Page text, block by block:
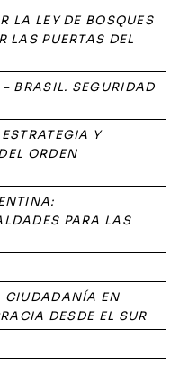
LA LEY DE BOSQUES
LAS PUERTAS DEL
BRASIL. SEGURIDAD
Y
ORDEN
PARA LAS
CIUDADANÍA EN
DESDE EL SUR